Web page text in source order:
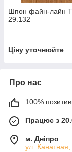
Шпон файн-лайн
29.132
Ціну уточнюйте
Про нас
100%
Працює з
м. Дніпро
ул. Канатная,